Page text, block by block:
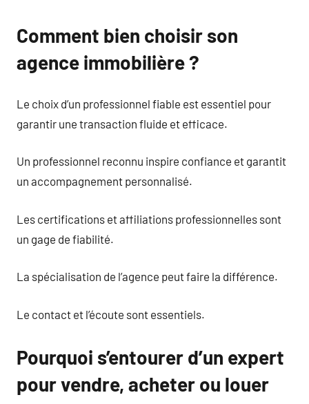
Comment bien choisir son
agence immobilière ?
Le choix d’un professionnel fiable est essentiel pour
garantir une transaction fluide et efficace.
Un professionnel reconnu inspire confiance et garantit
un accompagnement personnalisé.
Les certifications et affiliations professionnelles sont
un gage de fiabilité.
La spécialisation de l’agence peut faire la différence.
Le contact et l’écoute sont essentiels.
Pourquoi s’entourer d’un expert
pour vendre, acheter ou louer